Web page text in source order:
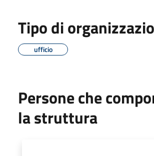
Tipo di
ufficio
Persone che
la struttura